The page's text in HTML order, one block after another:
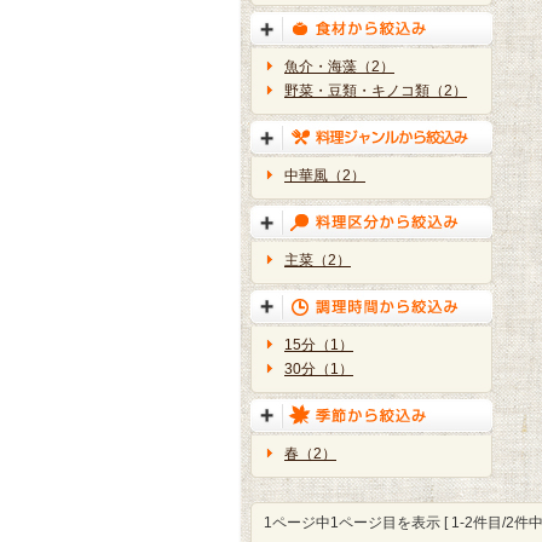
魚介・海藻（2）
野菜・豆類・キノコ類（2）
中華風（2）
主菜（2）
15分（1）
30分（1）
春（2）
1ページ中1ページ目を表示 [ 1-2件目/2件